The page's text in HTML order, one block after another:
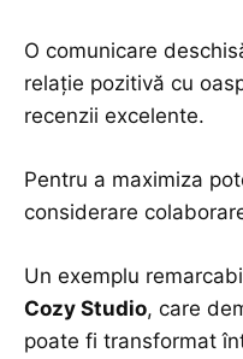
O comunicare
relație pozitivă cu
recenzii excelente.
Pentru a maximiza
considerare
Un exemplu
Cozy Studio, care
poate fi transformat